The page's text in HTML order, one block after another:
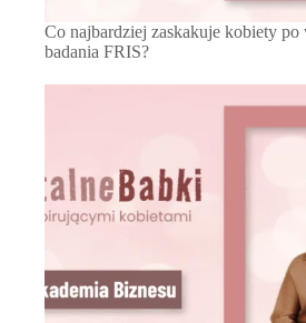
Co najbardziej zaskakuje kobiety po
badania FRIS?